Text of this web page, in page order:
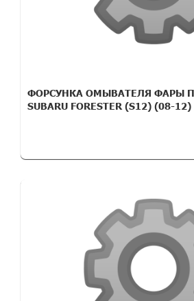
ФОРСУНКА ОМЫВАТЕЛЯ ФАРЫ
SUBARU FORESTER (S12) (08-12)